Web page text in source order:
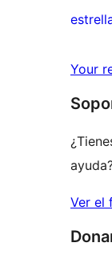
estrellas
de
0
de
Your
Ver el